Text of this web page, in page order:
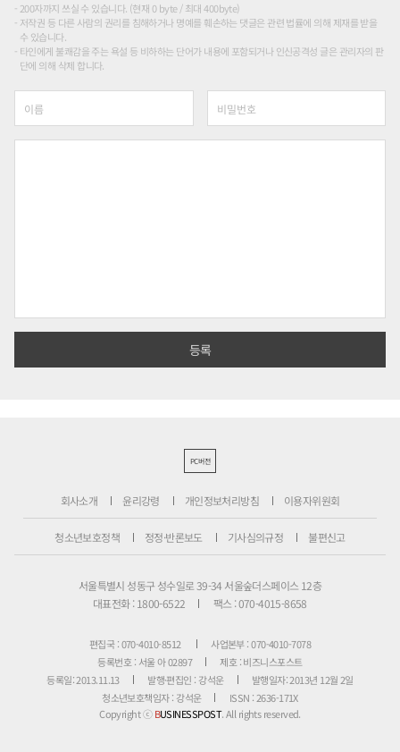
200자까지 쓰실 수 있습니다. (현재 0 byte / 최대 400byte)
저작권 등 다른 사람의 권리를 침해하거나 명예를 훼손하는 댓글은 관련 법률에 의해 제재를 받을
수 있습니다.
타인에게 불쾌감을 주는 욕설 등 비하하는 단어가 내용에 포함되거나 인신공격성 글은 관리자의 판
단에 의해 삭제 합니다.
PC버전
회사소개 윤리강령 개인정보처리방침 이용자위원회
청소년보호정책 정정·반론보도 기사심의규정 불편신고
서울특별시 성동구 성수일로 39-34 서울숲더스페이스 12층
대표전화 : 1800-6522
팩스 : 070-4015-8658
편집국 : 070-4010-8512
사업본부 : 070-4010-7078
등록번호 : 서울 아 02897
제호 : 비즈니스포스트
등록일: 2013.11.13
발행·편집인 : 강석운
발행일자: 2013년 12월 2일
청소년보호책임자 : 강석운
ISSN : 2636-171X
Copyright ⓒBUSINESSPOST. All rights reserved.